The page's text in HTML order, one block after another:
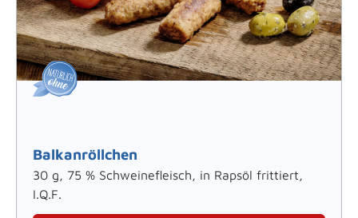
Balkanröllchen
30 g, 75 % Schweinefleisch, in Rapsöl frittiert,
I.Q.F.